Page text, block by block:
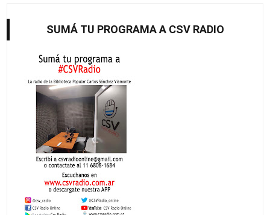
SUMÁ TU PROGRAMA A CSV RADIO